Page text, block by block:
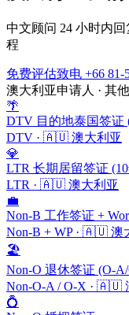
中文顾问 24 小时内回
程
免费评估致电 +66 81-
澳大利亚申请人 · 其
🌴
DTV 目的地泰国签证
DTV · 🇦🇺 澳大利亚
💎
LTR 长期居留签证
LTR · 🇦🇺 澳大利亚
💼
Non-B 工作签证 +
Non-B + WP· 🇦🇺 澳
🏖️
Non-O 退休签证 (O-
Non-O-A / O-X · 🇦🇺
💍